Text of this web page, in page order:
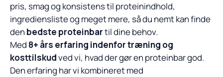
pris, smag og konsistens til proteinindhold,
ingrediensliste og meget mere, så du nemt kan finde
denbedste proteinbartil dine behov.
Med 8+ års erfaring indenfor træning og
kosttilskudved vi, hvad der gør en proteinbar god.
Den erfaring har vi kombineret med